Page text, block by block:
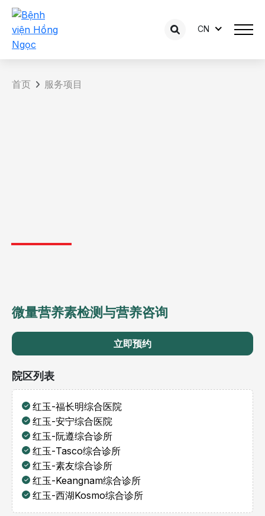
CN
首页 服务项目
微量营养素检测与营养咨询
立即预约
院区列表
红玉-福长明综合医院
红玉-安宁综合医院
红玉-阮遵综合诊所
红玉-Tasco综合诊所
红玉-素友综合诊所
红玉-Keangnam综合诊所
红玉-西湖Kosmo综合诊所